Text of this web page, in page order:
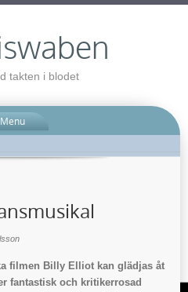
takten i blodet
Menu
filmen Billy Elliot kan glädjas åt
fantastisk och kritikerrosad